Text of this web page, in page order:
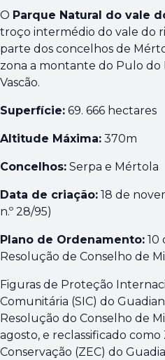
O Parque Natural do vale
troço intermédio do vale do
parte dos concelhos de
zona a montante do Pulo do
Vascão.
Superfície: 69. 666 hectares
Altitude Máxima: 370m
Concelhos: Serpa e Mértola
Data de criação: 18 de
n.º 28/95)
Plano de Ordenamento: 10
Resolução de Conselho de
Figuras de Proteção
Comunitária (SIC) do
Resolução do Conselho de
agosto, e reclassificado como
Conservação (ZEC) do